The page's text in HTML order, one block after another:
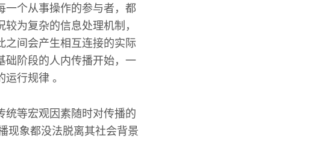
一个从事操作的参与者，都
为复杂的信息处理机制，
之间会产生相互连接的实际
础阶段的人内传播开始，一
行规律 。
统等宏观因素随时对传播的
现象都没法脱离其社会背景